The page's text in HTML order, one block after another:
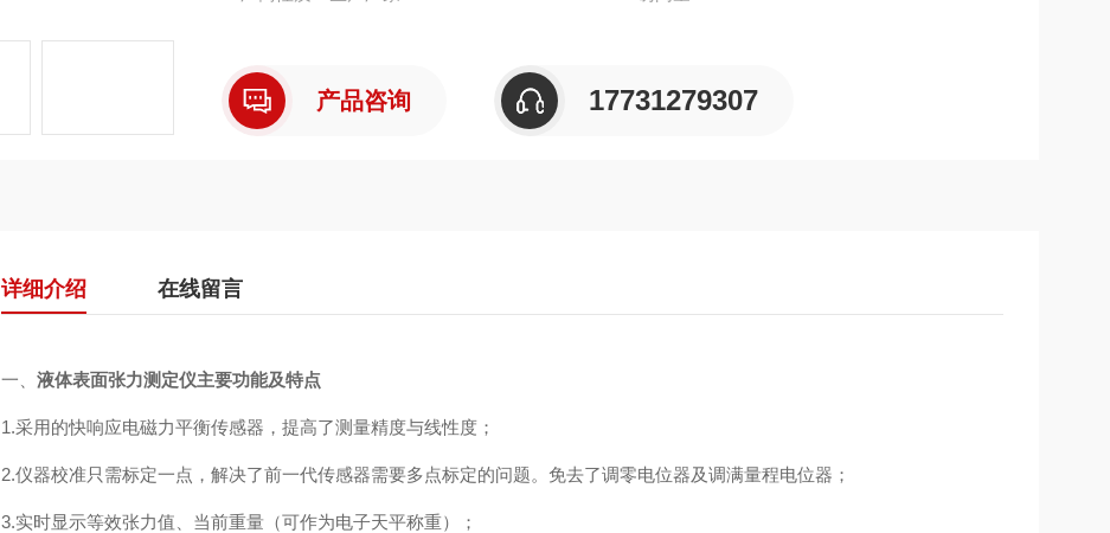
产品咨询 17731279307
详细介绍 在线留言
一、 液体表面张力测定仪主要功能及特点
1.采用的快响应电磁力平衡传感器，提高了测量精度与线性度；
2.仪器校准只需标定一点，解决了前一代传感器需要多点标定的问题。免去了调零电位器及调满量程电位器；
3.实时显示等效张力值、当前重量（可作为电子天平称重）；